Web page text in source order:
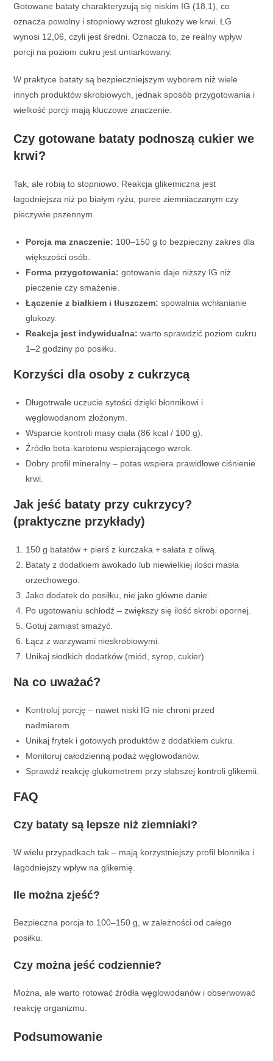
Gotowane bataty charakteryzują się niskim IG (18,1), co
oznacza powolny i stopniowy wzrost glukozy we krwi. ŁG
wynosi 12,06, czyli jest średni. Oznacza to, że realny wpływ
porcji na poziom cukru jest umiarkowany.
W praktyce bataty są bezpieczniejszym wyborem niż wiele
innych produktów skrobiowych, jednak sposób przygotowania i
wielkość porcji mają kluczowe znaczenie.
Czy gotowane bataty podnoszą cukier we
krwi?
Tak, ale robią to stopniowo. Reakcja glikemiczna jest
łagodniejsza niż po białym ryżu, puree ziemniaczanym czy
pieczywie pszennym.
Porcja ma znaczenie: 100–150 g to bezpieczny zakres dla
większości osób.
Forma przygotowania: gotowanie daje niższy IG niż
pieczenie czy smażenie.
Łączenie z białkiem i tłuszczem: spowalnia wchłanianie
glukozy.
Reakcja jest indywidualna: warto sprawdzić poziom cukru
1–2 godziny po posiłku.
Korzyści dla osoby z cukrzycą
Długotrwałe uczucie sytości dzięki błonnikowi i
węglowodanom złożonym.
Wsparcie kontroli masy ciała (86 kcal / 100 g).
Źródło beta-karotenu wspierającego wzrok.
Dobry profil mineralny – potas wspiera prawidłowe ciśnienie
krwi.
Jak jeść bataty przy cukrzycy?
(praktyczne przykłady)
150 g batatów + pierś z kurczaka + sałata z oliwą.
Bataty z dodatkiem awokado lub niewielkiej ilości masła
orzechowego.
Jako dodatek do posiłku, nie jako główne danie.
Po ugotowaniu schłodź – zwiększy się ilość skrobi opornej.
Gotuj zamiast smażyć.
Łącz z warzywami nieskrobiowymi.
Unikaj słodkich dodatków (miód, syrop, cukier).
Na co uważać?
Kontroluj porcję – nawet niski IG nie chroni przed
nadmiarem.
Unikaj frytek i gotowych produktów z dodatkiem cukru.
Monitoruj całodzienną podaż węglowodanów.
Sprawdź reakcję glukometrem przy słabszej kontroli glikemii.
FAQ
Czy bataty są lepsze niż ziemniaki?
W wielu przypadkach tak – mają korzystniejszy profil błonnika i
łagodniejszy wpływ na glikemię.
Ile można zjeść?
Bezpieczna porcja to 100–150 g, w zależności od całego
posiłku.
Czy można jeść codziennie?
Można, ale warto rotować źródła węglowodanów i obserwować
reakcję organizmu.
Podsumowanie